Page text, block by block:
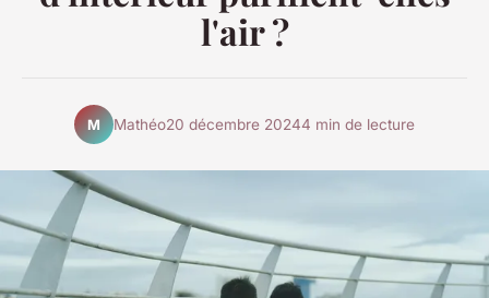
l'air ?
M Mathéo20 décembre 20244 min de lecture